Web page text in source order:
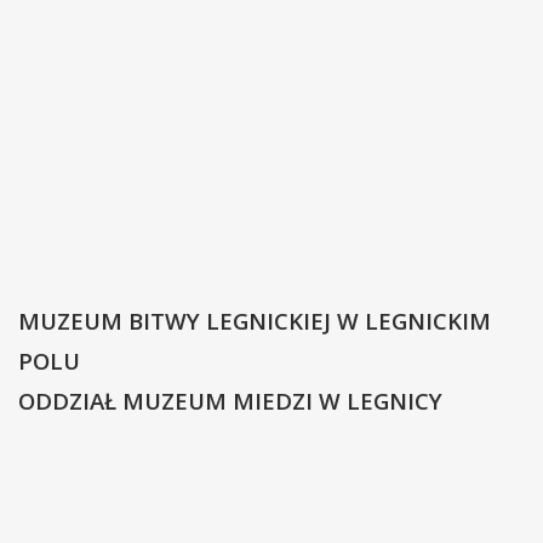
MUZEUM BITWY LEGNICKIEJ W LEGNICKIM
POLU
ODDZIAŁ MUZEUM MIEDZI W LEGNICY